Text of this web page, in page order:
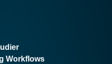
Workflows